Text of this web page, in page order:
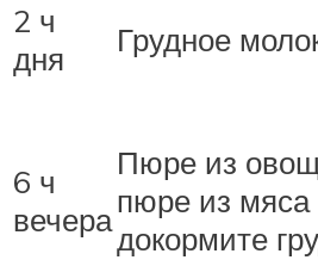
2 ч
дня
Грудное
6 ч
вечера
Пюре из
пюре из мяса
докормите